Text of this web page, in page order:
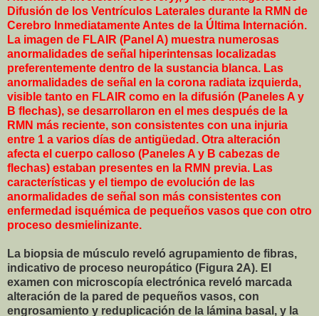
Difusión de los Ventrículos Laterales durante la RMN de
Cerebro Inmediatamente Antes de la Última Internación.
La imagen de FLAIR (Panel A) muestra numerosas
anormalidades de señal hiperintensas localizadas
preferentemente dentro de la sustancia blanca. Las
anormalidades de señal en la corona radiata izquierda,
visible tanto en FLAIR como en la difusión (Paneles A y
B flechas), se desarrollaron en el mes después de la
RMN más reciente, son consistentes con una injuria
entre 1 a varios días de antigüedad. Otra alteración
afecta el cuerpo calloso (Paneles A y B cabezas de
flechas) estaban presentes en la RMN previa. Las
características y el tiempo de evolución de las
anormalidades de señal son más consistentes con
enfermedad isquémica de pequeños vasos que con otro
proceso desmielinizante.
La biopsia de músculo reveló agrupamiento de fibras,
indicativo de proceso neuropático (Figura 2A). El
examen con microscopía electrónica reveló marcada
alteración de la pared de pequeños vasos, con
engrosamiento y reduplicación de la lámina basal, y la